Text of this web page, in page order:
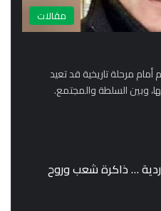
مقالات
مرحلة تاريخية قد تعيد
وبين السلطة والمجتمع.
… ذاكرة شعب وروح